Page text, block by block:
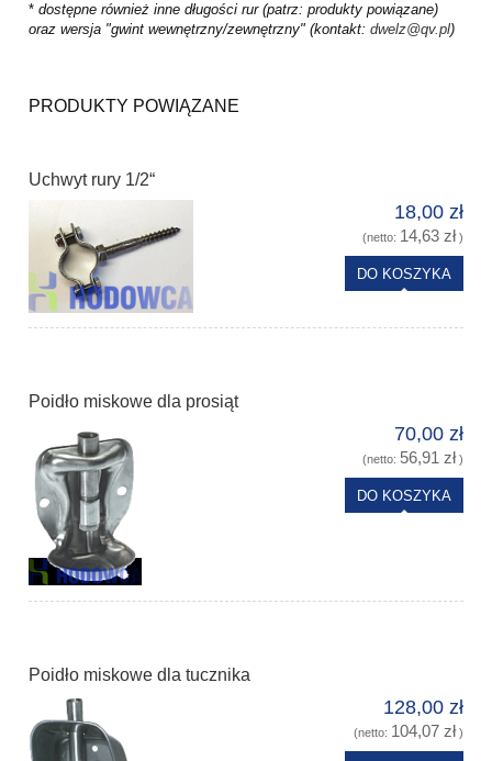
* dostępne również inne długości rur (patrz: produkty powiązane)
oraz wersja "gwint wewnętrzny/zewnętrzny" (kontakt: dwelz@qv.pl)
PRODUKTY POWIĄZANE
Uchwyt rury 1/2“
18,00 zł
(netto: 14,63 zł)
DO KOSZYKA
Poidło miskowe dla prosiąt
70,00 zł
(netto: 56,91 zł)
DO KOSZYKA
Poidło miskowe dla tucznika
128,00 zł
(netto: 104,07 zł)